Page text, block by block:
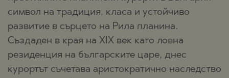
символ на традиция, класа и устойчиво
развитие в сърцето на Рила планина.
Създаден в края на XIX век като ловна
резиденция на българските царе, днес
курортът съчетава аристократично наследство